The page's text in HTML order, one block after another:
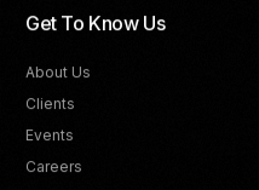
Get To Know Us
About Us
Clients
Events
Careers